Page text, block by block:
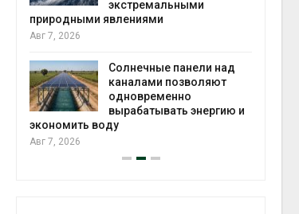
экстремальными
природными явлениями
Авг 7, 2026
Солнечные панели над
каналами позволяют
одновременно
вырабатывать энергию и
экономить воду
Авг 7, 2026